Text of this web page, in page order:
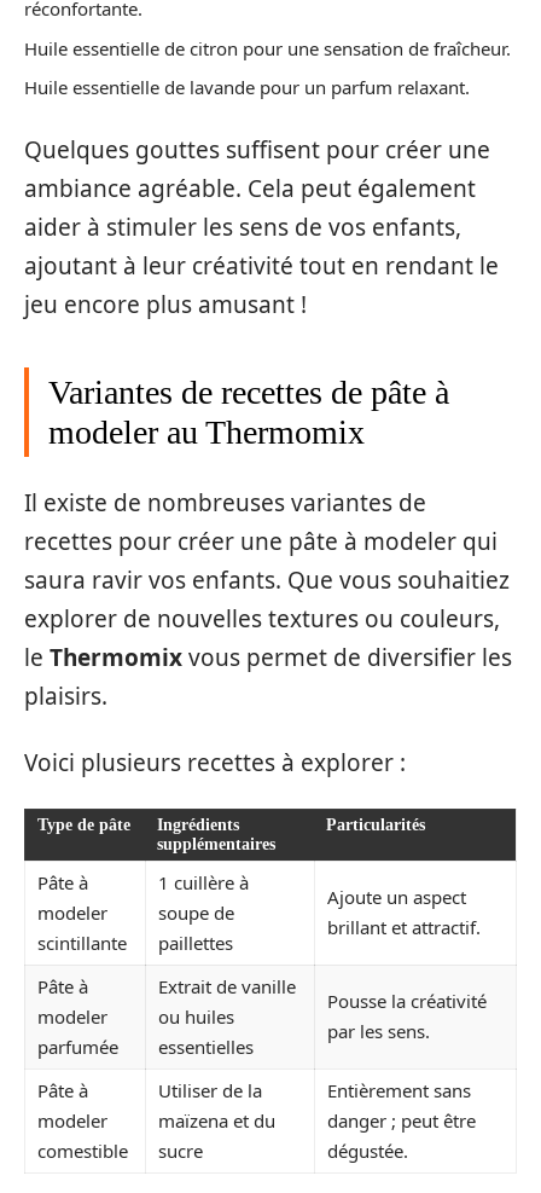
réconfortante.
Huile essentielle de citron pour une sensation de fraîcheur.
Huile essentielle de lavande pour un parfum relaxant.
Quelques gouttes suffisent pour créer une
ambiance agréable. Cela peut également
aider à stimuler les sens de vos enfants,
ajoutant à leur créativité tout en rendant le
jeu encore plus amusant !
Variantes de recettes de pâte à
modeler au Thermomix
Il existe de nombreuses variantes de
recettes pour créer une pâte à modeler qui
saura ravir vos enfants. Que vous souhaitiez
explorer de nouvelles textures ou couleurs,
le Thermomixvous permet de diversifier les
plaisirs.
Voici plusieurs recettes à explorer :
Type de pâte
Ingrédients
supplémentaires
Particularités
Pâte à
modeler
scintillante
1 cuillère à
soupe de
paillettes
Ajoute un aspect
brillant et attractif.
Pâte à
modeler
parfumée
Extrait de vanille
ou huiles
essentielles
Pousse la créativité
par les sens.
Pâte à
modeler
comestible
Utiliser de la
maïzena et du
sucre
Entièrement sans
danger ; peut être
dégustée.